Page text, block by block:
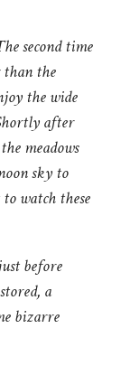
second time
the
the wide
after
meadows
sky to
watch these
before
a
bizarre